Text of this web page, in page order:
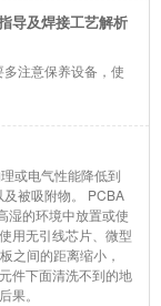
导及焊接工艺解析
注意保养设备，使
或电气性能降低到
被吸附物。 PCBA
湿的环境中放置或使
用无引线芯片、微型
之间的距离缩小，
件下面清洗不到的地
果。